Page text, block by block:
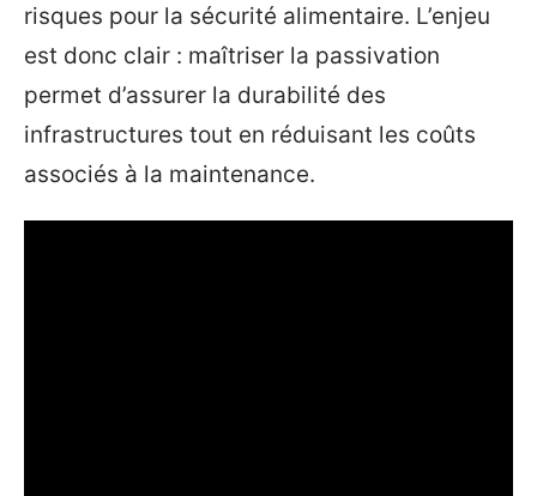
risques pour la sécurité alimentaire. L’enjeu
est donc clair : maîtriser la passivation
permet d’assurer la durabilité des
infrastructures tout en réduisant les coûts
associés à la maintenance.